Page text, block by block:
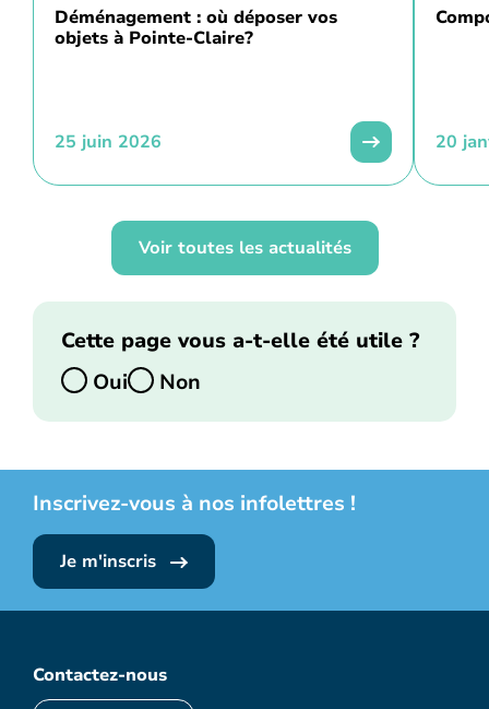
Déménagement : où déposer vos
objets à Pointe-Claire?
25 juin 2026 20
Voir toutes les actualités
Cette page vous a-t-elle été utile ?
Oui
Non
Inscrivez-vous à nos infolettres !
Je m'inscris
Contactez-nous